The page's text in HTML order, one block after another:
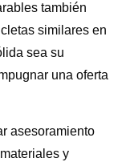
también
similares en
sea su
una oferta
asesoramiento
y